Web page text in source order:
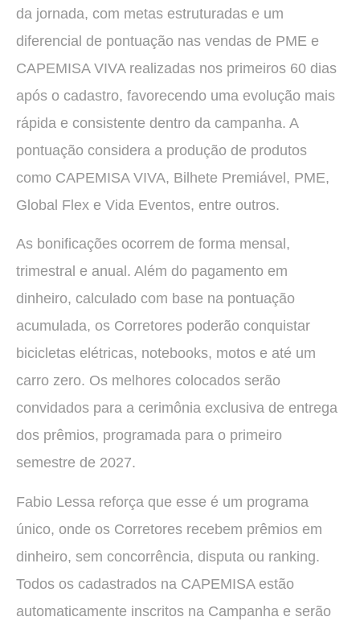
da jornada, com metas estruturadas e um
diferencial de pontuação nas vendas de PME e
CAPEMISA VIVA realizadas nos primeiros 60 dias
após o cadastro, favorecendo uma evolução mais
rápida e consistente dentro da campanha. A
pontuação considera a produção de produtos
como CAPEMISA VIVA, Bilhete Premiável, PME,
Global Flex e Vida Eventos, entre outros.
As bonificações ocorrem de forma mensal,
trimestral e anual. Além do pagamento em
dinheiro, calculado com base na pontuação
acumulada, os Corretores poderão conquistar
bicicletas elétricas, notebooks, motos e até um
carro zero. Os melhores colocados serão
convidados para a cerimônia exclusiva de entrega
dos prêmios, programada para o primeiro
semestre de 2027.
Fabio Lessa reforça que esse é um programa
único, onde os Corretores recebem prêmios em
dinheiro, sem concorrência, disputa ou ranking.
Todos os cadastrados na CAPEMISA estão
automaticamente inscritos na Campanha e serão